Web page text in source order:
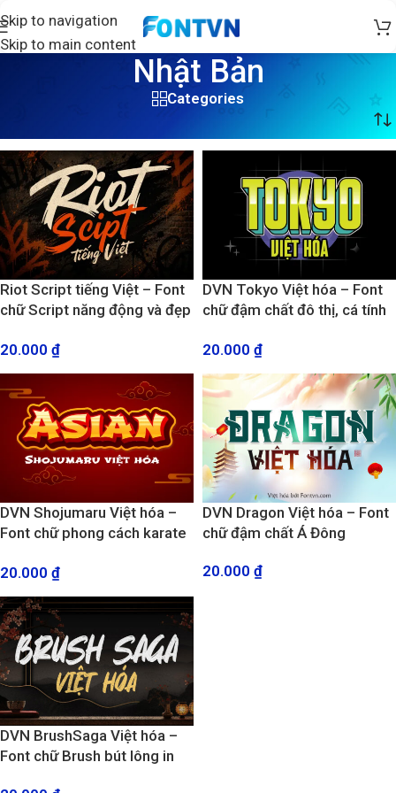
Skip to navigation
Skip to main content
Nhật Bản
Categories
Riot Script tiếng Việt – Font
chữ Script năng động và đẹp
20.000 ₫
DVN Tokyo Việt hóa – Font
chữ đậm chất đô thị, cá tính
20.000 ₫
DVN Shojumaru Việt hóa –
Font chữ phong cách karate
20.000 ₫
DVN Dragon Việt hóa – Font
chữ đậm chất Á Đông
20.000 ₫
DVN BrushSaga Việt hóa –
Font chữ Brush bút lông in